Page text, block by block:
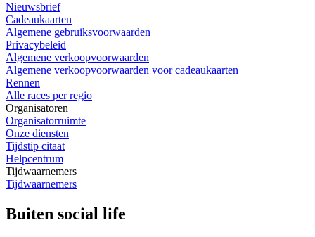
Nieuwsbrief
Cadeaukaarten
Algemene gebruiksvoorwaarden
Privacybeleid
Algemene verkoopvoorwaarden
Algemene verkoopvoorwaarden voor cadeaukaarten
Rennen
Alle races per regio
Organisatoren
Organisatorruimte
Onze diensten
Tijdstip citaat
Helpcentrum
Tijdwaarnemers
Tijdwaarnemers
Buiten social life